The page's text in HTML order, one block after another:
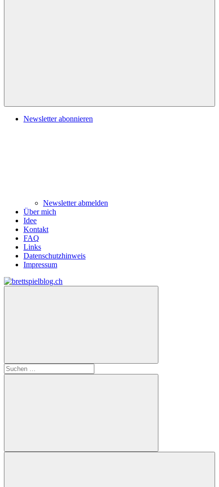
Newsletter abonnieren
Newsletter abmelden
Über mich
Idee
Kontakt
FAQ
Links
Datenschutzhinweis
Impressum
Zum
Inhalt
Suchen
nach:
Suchen